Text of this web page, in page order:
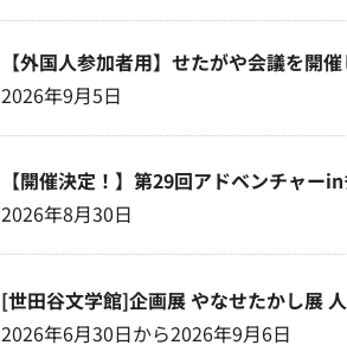
【外国人参加者用】せたがや会議を開
2026年9月5日
【開催決定！】第29回アドベンチャー
2026年8月30日
[世田谷文学館]企画展 やなせたかし展
2026年6月30日から2026年9月6日